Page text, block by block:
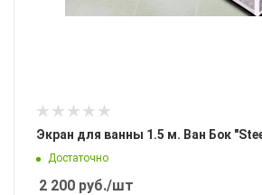
Экран для ванны 1.5 м. Ван Бок
Достаточно
2 200 руб./шт